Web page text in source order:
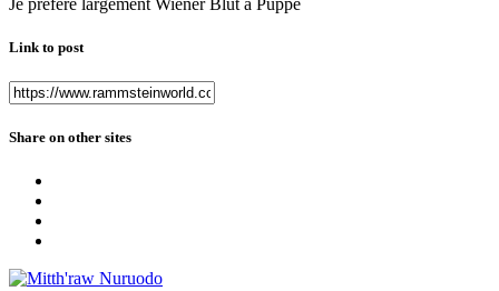
Link to post
Share on other sites